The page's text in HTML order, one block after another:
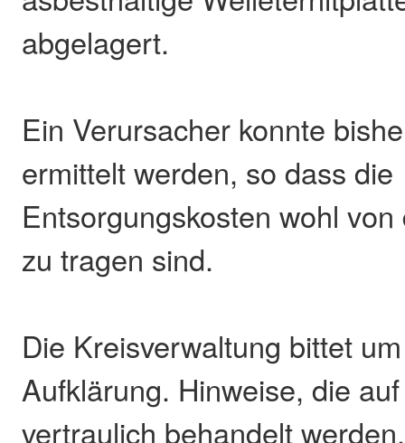
abgelagert.
Ein Verursacher konnte
ermittelt werden, so dass die
Entsorgungskosten wohl
zu tragen sind.
Die Kreisverwaltung bittet
Aufklärung. Hinweise, die
vertraulich behandelt